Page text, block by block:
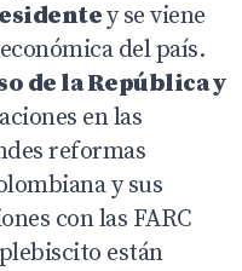
y se viene
del país.
de la República y
en las
reformas
y sus
con las FARC
están